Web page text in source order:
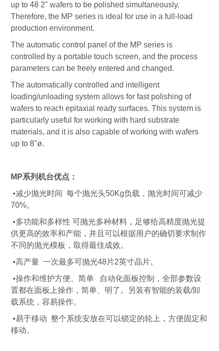
up to 48 2" wafers to be polished simultaneously.
Therefore, the MP series is ideal for use in a full-load
production environment.
The automatic control panel of the MP series is
controlled by a portable touch screen, and the process
parameters can be freely entered and changed.
The automatically controlled and intelligent
loading/unloading system allows for fast polishing of
wafers to reach epitaxial ready surfaces. This system is
particularly useful for working with hard substrate
materials, and it is also capable of working with wafers
up to 8"ø.
MP系列机台优点：
•减少抛光时间 每个抛光头50Kg负载，抛光时间可减少
70%。
•多功能和多样性 可抛光多种材料，足够给高精度抛光提
供更高的效率和产能，并且可以根据用户的确切要求制作
不同的抛光模板，取得最佳成效。
•高产量 一次最多可抛光48片2英寸晶片。
•操作和维护方便、简单 自动化面板控制，全部参数设
置都在面板上操作，简单、明了。另装有智能的装载/卸
载系统，容易操作。
•易于移动 整个系统安放在可以锁定的轮上，方便固定和
移动。